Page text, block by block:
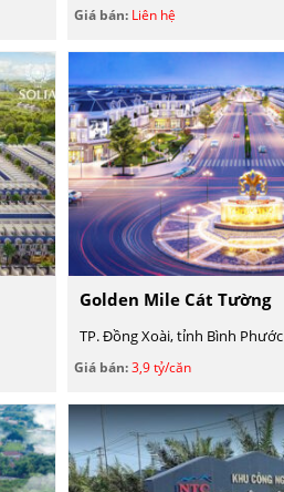
Giá bán: Liên hệ
Golden Mile Cát Tường
TP. Đồng Xoài, tỉnh Bình Phước
Giá bán:3,9 tỷ/căn